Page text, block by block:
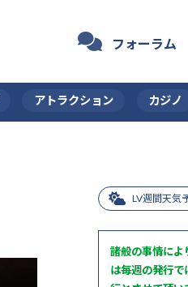
フォーラム
アトラクション カジノ
LV週間天気
諸般の事情によ
は毎週の発行